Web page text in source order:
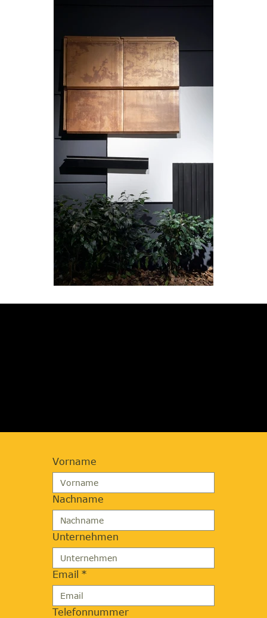
Vorname
Nachname
Unternehmen
Email *
Telefonnummer